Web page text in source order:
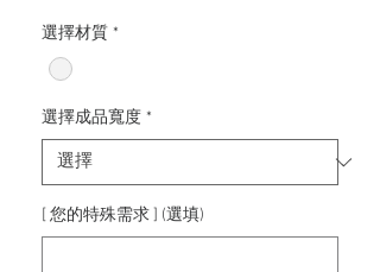
選擇材質 *
選擇成品寬度 *
[ 您的特殊需求 ] (選填)